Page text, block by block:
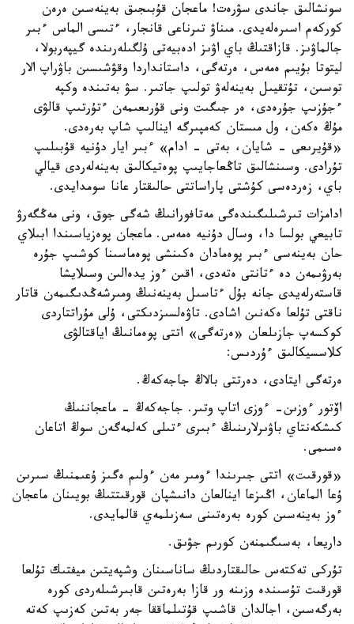
سونشالىق جاندى سۋرەت! ماعجان قۇبىجىق بەينەسىن ەرەن
كوركەم اسىرەلەيدى. مىناۋ تىرناعى قانجار، ءتىسى الماس ءبىر
جالماۋىز. قازاقتىڭ باي اۋىز ادەبيەتى ۇلگىلەرىندە گيپەربولا،
ليتوتا بۇيىم ەمەس، ەرتەگى، داستانداردا وقۋشىسىن باۋراپ الار
توسىن، تۇتقيىل بەينەلەۋ تولىپ جاتىر. سۋ بەتىندە وكپە
ءجۇزىپ جۇرەدى، ەر جىگىت ونى قۇرىعىمەن ءتۇرتىپ قالۋى
مۇڭ ەكەن، ول مىستان كەمپىرگە اينالىپ شاپ بەرەدى.
«قۇيرىعى - شايان، بەتى - ادام» ءبىر ايار دۇنيە قۇبىلىپ
تۇرادى. وسىنشالىق تاڭعاجايىپ پوەتيكالىق بەينەلەردى قيالي
باي، زەردەسى كۇشتى پاراساتتى حالىقتار عانا سومدايدى.
ادامزات تىرشىلىگىندەگى مەتافورانىڭ شەگى جوق، ونى مەڭگەرۋ
تابيعي بولسا دا، وسال دۇنيە ەمەس. ماعجان پوەزياسىندا ابىلاي
حان بەينەسى ءبىر پوەمادان ەكىنشى پوەماسىنا كوشىپ جۇرە
بەرۋىمەن دە ءتانتى ەتەدى، اقىن ءوز يدەالىن وسىلايشا
قاستەرلەيدى جانە بۇل ءتاسىل بەينەنىڭ ومىرشەڭدىگىمەن قاتار
ناقتى تۇلعا ەكەنىن اشادى. تاۋەلسىزدىكتى، ۇلى مۇراتتاردى
كوكسەپ جازىلعان «ەرتەگى» اتتى پوەمانىڭ اياقتالۋى
كلاسسيكالىق ءۇردىس:
ەرتەگى ايتادى، دەرتتى بالاڭ جاجەكەڭ.
اۆتور ءوزىن- ءوزى اتاپ وتىر. جاجەكەڭ - ماعجاننىڭ
كىشكەنتاي باۋىرلارىنىڭ ءبىرى ءتىلى كەلمەگەن سوڭ اتاعان
ەسىمى.
«قورقىت» اتتى جىرىندا ءومىر مەن ءولىم ەگىز ۇعىمنىڭ سىرىن
ۇعا الماعان، اڭىزعا اينالعان دانىشپان قورقىتتىڭ بويىنان ماعجان
ءوز بەينەسىن كورە بەرەتىنى سەزىلمەي قالمايدى.
داريعا، بەسىگىمنەن كورىم جۋىق.
تۇركى تەكتەس حالىقتاردىڭ ساناسىنان وشپەيتىن ميفتىك تۇلعا
قورقىت تۇسىندە وزىنە ور قازا بەرەتىن قابىرشىلەردى كورە
بەرگەسىن، اجالدان قاشىپ قۇتىلماققا جەر بەتىن كەزىپ كەتە